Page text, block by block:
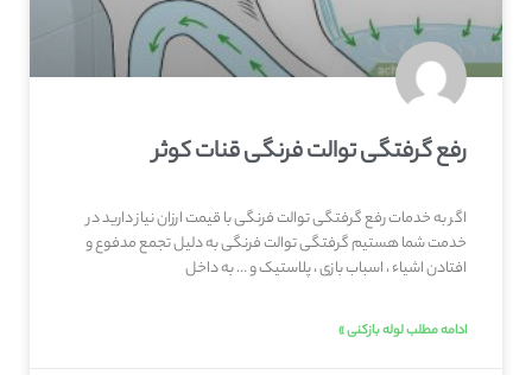
رفع گرفتگی توالت فرنگی قنات کوثر
اگر به خدمات رفع گرفتگی توالت فرنگی با قیمت ارزان نیاز دارید در
خدمت شما هستیم گرفتگی توالت فرنگی به دلیل تجمع مدفوع و
افتادن اشیاء ، اسباب بازی ، پلاستیک و … به داخل
ادامه مطلب لوله بازکنی »